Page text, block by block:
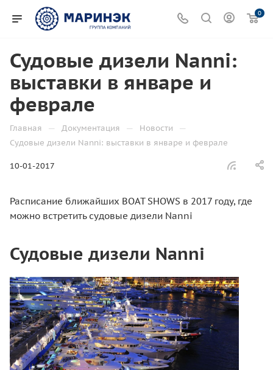
0
Судовые дизели Nanni:
выставки в январе и
феврале
Главная — Документация — Новости —
Судовые дизели Nanni: выставки в январе и феврале
10-01-2017
Расписание ближайших BOAT SHOWS в 2017 году, где
можно встретить судовые дизели Nanni
Судовые дизели Nanni